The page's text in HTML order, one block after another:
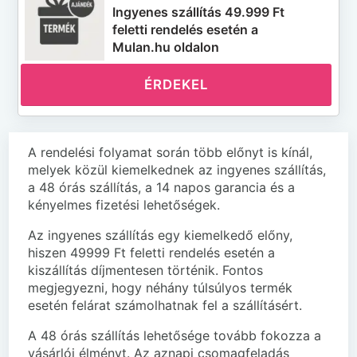
Ingyenes szállítás 49.999 Ft
feletti rendelés esetén a
Mulan.hu oldalon
ÉRDEKEL
A rendelési folyamat során több előnyt is kínál,
melyek közül kiemelkednek az ingyenes szállítás,
a 48 órás szállítás, a 14 napos garancia és a
kényelmes fizetési lehetőségek.
Az ingyenes szállítás egy kiemelkedő előny,
hiszen 49999 Ft feletti rendelés esetén a
kiszállítás díjmentesen történik. Fontos
megjegyezni, hogy néhány túlsúlyos termék
esetén felárat számolhatnak fel a szállításért.
A 48 órás szállítás lehetősége tovább fokozza a
vásárlói élményt. Az aznapi csomagfeladás